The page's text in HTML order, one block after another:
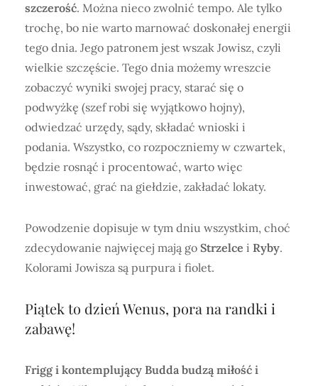
szczerość. Można nieco zwolnić tempo. Ale tylko
trochę, bo nie warto marnować doskonałej energii
tego dnia. Jego patronem jest wszak Jowisz, czyli
wielkie szczęście. Tego dnia możemy wreszcie
zobaczyć wyniki swojej pracy, starać się o
podwyżkę (szef robi się wyjątkowo hojny),
odwiedzać urzędy, sądy, składać wnioski i
podania. Wszystko, co rozpoczniemy w czwartek,
będzie rosnąć i procentować, warto więc
inwestować, grać na giełdzie, zakładać lokaty.
Powodzenie dopisuje w tym dniu wszystkim, choć
zdecydowanie najwięcej mają go Strzelce i Ryby.
Kolorami Jowisza są purpura i fiolet.
Piątek to dzień Wenus, pora na randki i
zabawę!
Frigg i kontemplujący Budda budzą miłość i